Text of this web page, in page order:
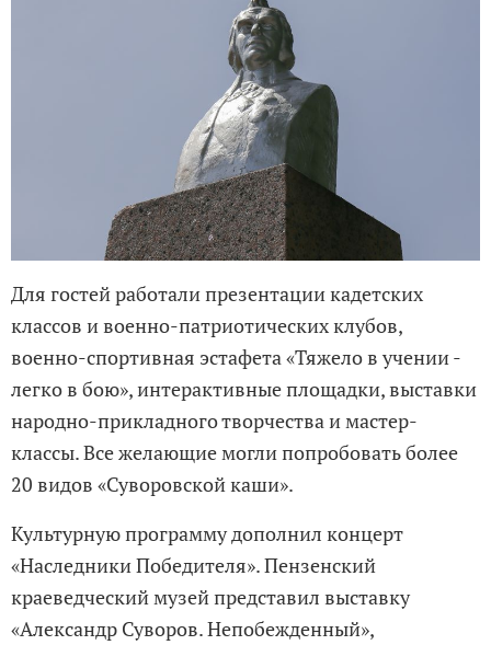
Для гостей работали презентации кадетских
классов и военно-патриотических клубов,
военно-спортивная эстафета «Тяжело в учении -
легко в бою», интерактивные площадки, выставки
народно-прикладного творчества и мастер-
классы. Все желающие могли попробовать более
20 видов «Суворовской каши».
Культурную программу дополнил концерт
«Наследники Победителя». Пензенский
краеведческий музей представил выставку
«Александр Суворов. Непобежденный»,